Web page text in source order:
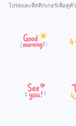
โปรดแตะที่สติกเกอร์เพื่อดูตั